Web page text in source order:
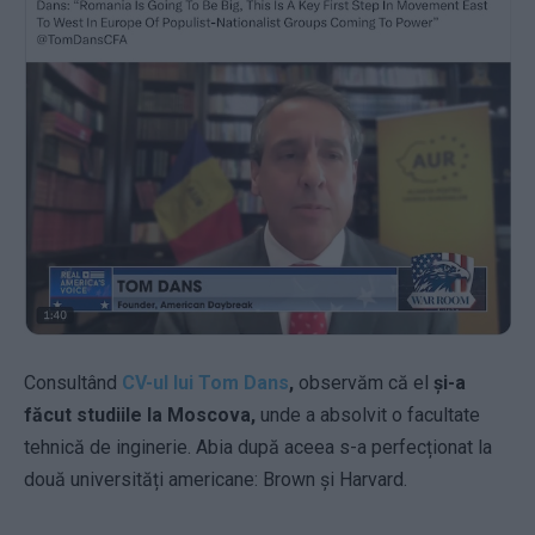
Consultând CV-ul lui Tom Dans, observăm că el și-a
făcut studiile la Moscova, unde a absolvit o facultate
tehnică de inginerie. Abia după aceea s-a perfecționat la
două universități americane: Brown și Harvard.